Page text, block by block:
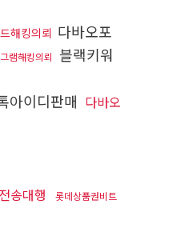
해킹의뢰 다바오포
램해킹의뢰
블랙키워
아이디판매 다바오
송대행
롯데상품권비트